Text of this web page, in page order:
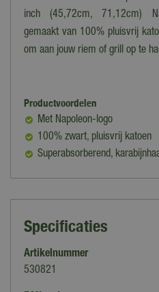
inch (45,72cm, 71,12cm)
gemaakt van 100% pluisvrij
om aan jouw riem of grill op te
Productvoordelen
Met Napoleon-logo
100% zwart, pluisvrij katoen
Superabsorberend,
Specificaties
Artikelnummer
530821